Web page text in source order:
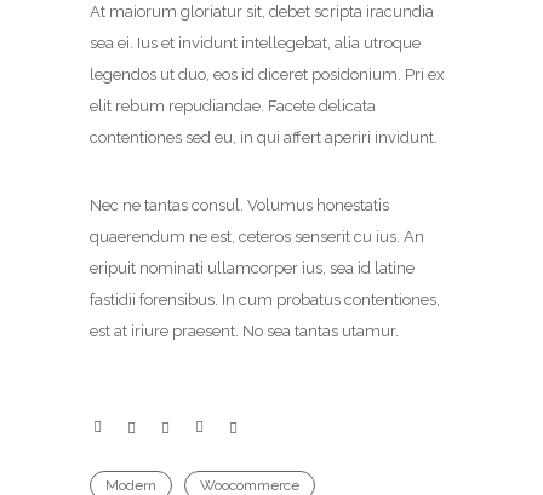
At maiorum gloriatur sit, debet scripta iracundia
sea ei. Ius et invidunt intellegebat, alia utroque
legendos ut duo, eos id diceret posidonium. Pri ex
elit rebum repudiandae. Facete delicata
contentiones sed eu, in qui affert aperiri invidunt.
Nec ne tantas consul. Volumus honestatis
quaerendum ne est, ceteros senserit cu ius. An
eripuit nominati ullamcorper ius, sea id latine
fastidii forensibus. In cum probatus contentiones,
est at iriure praesent. No sea tantas utamur.
Modern Woocommerce